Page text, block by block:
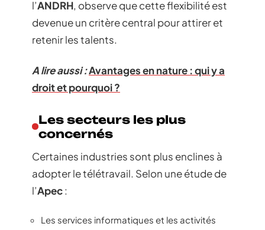
l’ANDRH, observe que cette flexibilité est
devenue un critère central pour attirer et
retenir les talents.
A lire aussi :Avantages en nature : qui y a
droit et pourquoi ?
Les secteurs les plus
concernés
Certaines industries sont plus enclines à
adopter le télétravail. Selon une étude de
l’Apec:
Les services informatiques et les activités